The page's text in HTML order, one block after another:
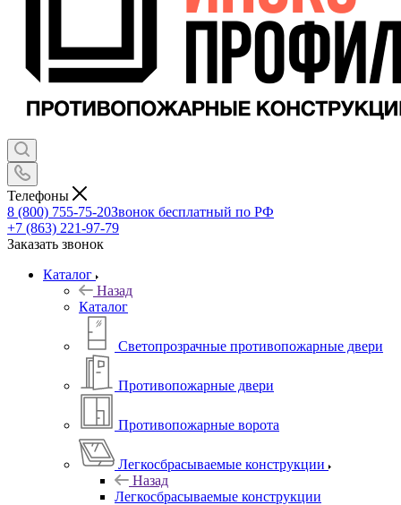
Телефоны
8 (800) 755-75-20Звонок бесплатный по РФ
+7 (863) 221-97-79
Заказать звонок
Каталог
Назад
Каталог
Светопрозрачные противопожарные двери
Противопожарные двери
Противопожарные ворота
Легкосбрасываемые конструкции
Назад
Легкосбрасываемые конструкции